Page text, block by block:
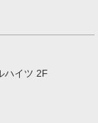
ハイツ 2F